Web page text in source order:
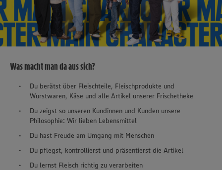
Was macht man da aus sich?
Du berätst über Fleischteile, Fleischprodukte und
Wurstwaren, Käse und alle Artikel unserer Frischetheke
Du zeigst so unseren Kundinnen und Kunden unsere
Philosophie: Wir lieben Lebensmittel
Du hast Freude am Umgang mit Menschen
Du pflegst, kontrollierst und präsentierst die Artikel
Du lernst Fleisch richtig zu verarbeiten